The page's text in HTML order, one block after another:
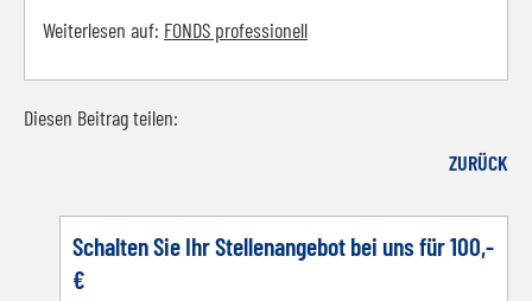
Weiterlesen auf: FONDS professionell
Diesen Beitrag teilen:
ZURÜCK
Schalten Sie Ihr Stellenangebot bei uns für 100,-
€